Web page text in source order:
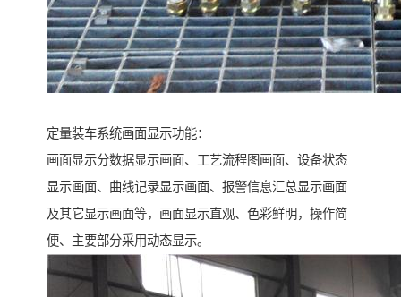
定量装车系统画面显示功能：
画面显示分数据显示画面、工艺流程图画面、设备状态
显示画面、曲线记录显示画面、报警信息汇总显示画面
及其它显示画面等，画面显示直观、色彩鲜明，操作简
便、主要部分采用动态显示。